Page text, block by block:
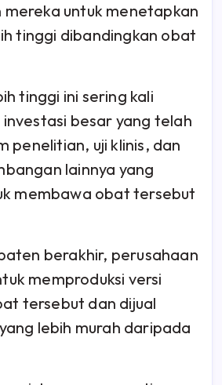
mereka untuk menetapkan
tinggi dibandingkan obat
tinggi ini sering kali
besar yang telah
penelitian, uji klinis, dan
lainnya yang
membawa obat tersebut
berakhir, perusahaan
memproduksi versi
tersebut dan dijual
lebih murah daripada